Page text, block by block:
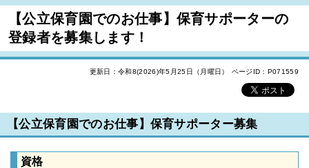
【公立保育園でのお仕事】保育サポーターの
登録者を募集します！
更新日：令和8(2026)年5月25日（月曜日） ページID：P071559
【公立保育園でのお仕事】保育サポーター募集
資格